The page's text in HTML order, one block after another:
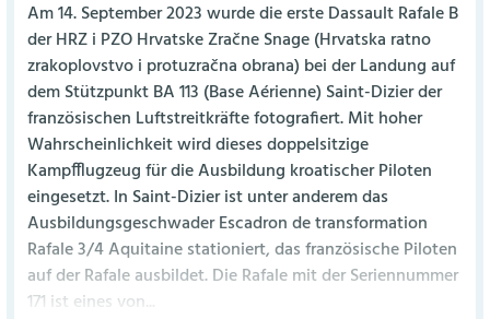
Am 14. September 2023 wurde die erste Dassault Rafale B
der HRZ i PZO Hrvatske Zračne Snage (Hrvatska ratno
zrakoplovstvo i protuzračna obrana) bei der Landung auf
dem Stützpunkt BA 113 (Base Aérienne) Saint-Dizier der
französischen Luftstreitkräfte fotografiert. Mit hoher
Wahrscheinlichkeit wird dieses doppelsitzige
Kampfflugzeug für die Ausbildung kroatischer Piloten
eingesetzt. In Saint-Dizier ist unter anderem das
Ausbildungsgeschwader Escadron de transformation
Rafale 3/4 Aquitaine stationiert, das französische Piloten
auf der Rafale ausbildet. Die Rafale mit der Seriennummer
171 ist eines von...